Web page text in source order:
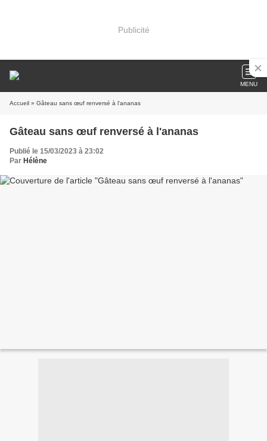
Publicité
MENU
Accueil » Gâteau sans œuf renversé à l'ananas
Gâteau sans œuf renversé à l'ananas
Publié le 15/03/2023 à 23:02
Par Hélène